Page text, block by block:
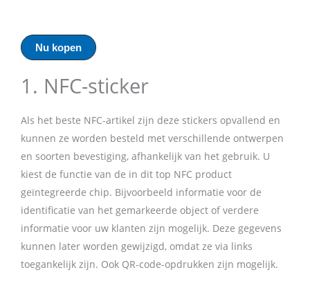
Nu kopen
1. NFC-sticker
Als het beste NFC-artikel zijn deze stickers opvallend en
kunnen ze worden besteld met verschillende ontwerpen
en soorten bevestiging, afhankelijk van het gebruik. U
kiest de functie van de in dit top NFC product
geïntegreerde chip. Bijvoorbeeld informatie voor de
identificatie van het gemarkeerde object of verdere
informatie voor uw klanten zijn mogelijk. Deze gegevens
kunnen later worden gewijzigd, omdat ze via links
toegankelijk zijn. Ook QR-code-opdrukken zijn mogelijk.